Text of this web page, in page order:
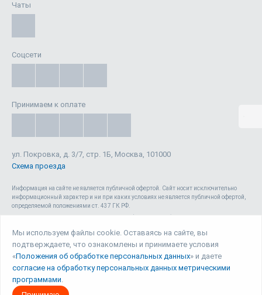
Чаты
Соцсети
Принимаем к оплате
ул. Покровка, д. 3/7, стр. 1Б, Москва, 101000
Схема проезда
Информация на сайте не является публичной офертой. Cайт носит исключительно
информационный характер и ни при каких условиях не является публичной офертой,
определяемой положениями ст. 437 ГК РФ.
(ОГРН: 1087746040140) , а также зарегистрирован в качестве СМИ. Запрещается
копирование (как для собственных нужд, так и с целью распространения) и любое
иное использование сайта, его элементов и материалов без письменного согласия
© Юрвиста, 2026
Мы используем файлы cookie. Оставаясь на сайте, вы
подтверждаете, что ознакомлены и принимаете условия
«Положения об обработке персональных данных» и даете
согласие на обработку персональных данных метрическими
программами.